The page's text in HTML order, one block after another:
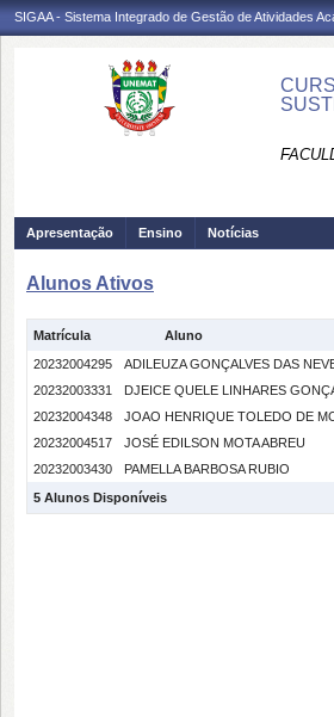
SIGAA - Sistema Integrado de Gestão de Atividades
Apresentação Ensino Notícias
Alunos Ativos
Matrícula
Aluno
20232004295
ADILEUZA GONÇALVES DAS
20232003331
DJEICE QUELE LINHARES
20232004348
JOAO HENRIQUE TOLEDO DE
20232004517
JOSÉ EDILSON MOTA ABREU
20232003430
PAMELLA BARBOSA RUBIO
5 Alunos Disponíveis